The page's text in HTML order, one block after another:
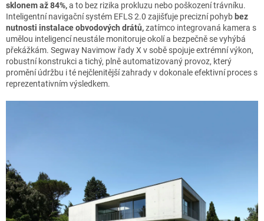
sklonem až 84%,a to bez rizika prokluzu nebo poškození trávníku.
Inteligentní navigační systém EFLS 2.0 zajišťuje precizní pohyb bez
nutnosti instalace obvodových drátů,zatímco integrovaná kamera s
umělou inteligencí neustále monitoruje okolí a bezpečně se vyhýbá
překážkám. Segway Navimow řady X v sobě spojuje extrémní výkon,
robustní konstrukci a tichý, plně automatizovaný provoz, který
promění údržbu i té nejčlenitější zahrady v dokonale efektivní proces s
reprezentativním výsledkem.